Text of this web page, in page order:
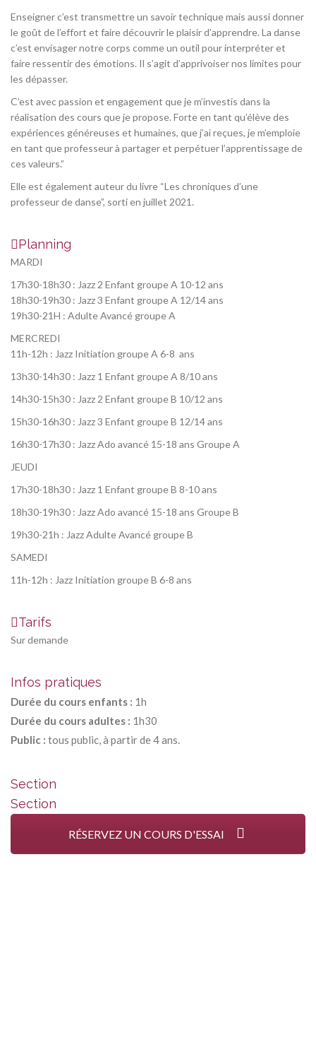
Enseigner c’est transmettre un savoir technique mais aussi donner
le goût de l’effort et faire découvrir le plaisir d’apprendre. La danse
c’est envisager notre corps comme un outil pour interpréter et
faire ressentir des émotions. Il s’agit d’apprivoiser nos limites pour
les dépasser.
C’est avec passion et engagement que je m’investis dans la
réalisation des cours que je propose. Forte en tant qu’élève des
expériences généreuses et humaines, que j’ai reçues, je m’emploie
en tant que professeur à partager et perpétuer l’apprentissage de
ces valeurs.”
Elle est également auteur du livre “Les chroniques d’une
professeur de danse”, sorti en juillet 2021.
Planning
MARDI
17h30-18h30 : Jazz 2 Enfant groupe A 10-12 ans
18h30-19h30 : Jazz 3 Enfant groupe A 12/14 ans
19h30-21H : Adulte Avancé groupe A
MERCREDI
11h-12h : Jazz Initiation groupe A 6-8 ans
13h30-14h30 : Jazz 1 Enfant groupe A 8/10 ans
14h30-15h30 : Jazz 2 Enfant groupe B 10/12 ans
15h30-16h30 : Jazz 3 Enfant groupe B 12/14 ans
16h30-17h30 : Jazz Ado avancé 15-18 ans Groupe A
JEUDI
17h30-18h30 : Jazz 1 Enfant groupe B 8-10 ans
18h30-19h30 : Jazz Ado avancé 15-18 ans Groupe B
19h30-21h : Jazz Adulte Avancé groupe B
SAMEDI
11h-12h : Jazz Initiation groupe B 6-8 ans
Tarifs
Sur demande
Infos pratiques
Durée du cours enfants : 1h
Durée du cours adultes : 1h30
Public : tous public, à partir de 4 ans.
Section
Section
RÉSERVEZ UN COURS D'ESSAI